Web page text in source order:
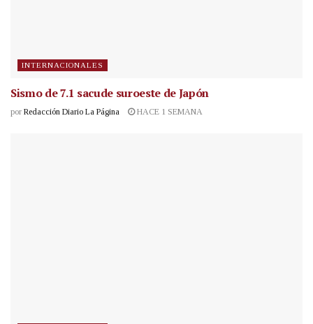
INTERNACIONALES
Sismo de 7.1 sacude suroeste de Japón
por Redacción Diario La Página HACE 1 SEMANA